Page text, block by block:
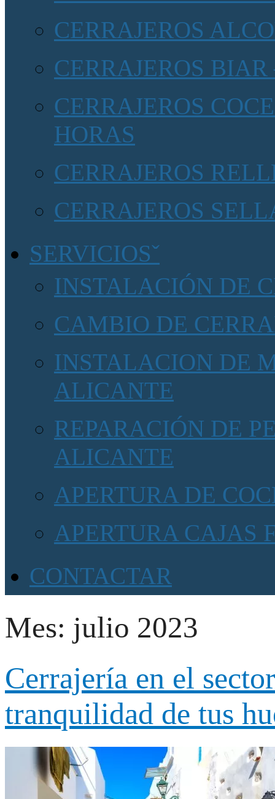
CERRAJEROS
CERRAJEROS
CERRAJEROS
HORAS
CERRAJEROS
CERRAJEROS
SERVICIOS
INSTALACIÓN DE
CAMBIO DE
INSTALACION DE
ALICANTE
REPARACIÓN DE
ALICANTE
APERTURA DE
APERTURA CAJAS
CONTACTAR
Mes: julio 2023
Cerrajería en el
tranquilidad de tus